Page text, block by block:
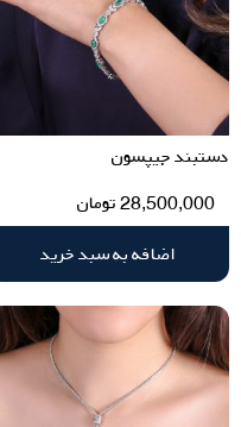
دستبند جیپسون
28,500,000تومان
اضافه به سبد خرید